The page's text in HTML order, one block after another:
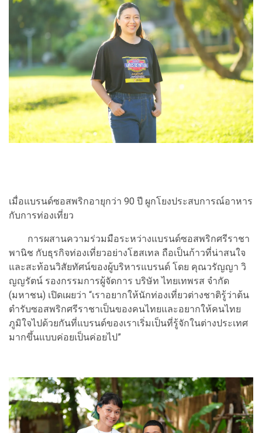
เมื่อแบรนด์ซอสพริกอายุกว่า 90 ปี ผูกโยงประสบการณ์อาหาร
กับการท่องเที่ยว
การผสานความร่วมมือระหว่างแบรนด์ซอสพริกศรีราชา
พานิช กับธุรกิจท่องเที่ยวอย่างโฮสเทล ถือเป็นก้าวที่น่าสนใจ
และสะท้อนวิสัยทัศน์ของผู้บริหารแบรนด์ โดย คุณวรัญญา วิ
ญญรัตน์ รองกรรมการผู้จัดการ บริษัท ไทยเทพรส จำกัด
(มหาชน) เปิดเผยว่า “เราอยากให้นักท่องเที่ยวต่างชาติรู้ว่าต้น
ตำรับซอสพริกศรีราชาเป็นของคนไทยและอยากให้คนไทย
ภูมิใจไปด้วยกันที่แบรนด์ของเราเริ่มเป็นที่รู้จักในต่างประเทศ
มากขึ้นแบบค่อยเป็นค่อยไป”